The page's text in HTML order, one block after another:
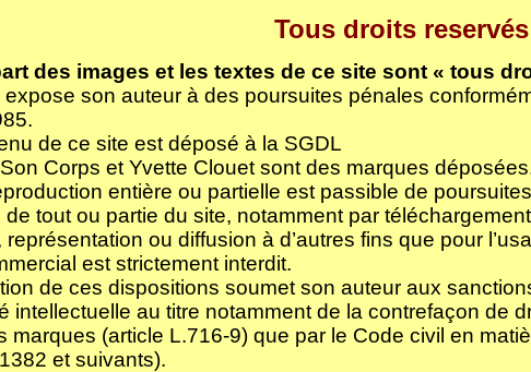
Tous droits reservés
des images et les textes de ce site sont « tous
expose son auteur à des poursuites pénales
de ce site est déposé à la SGDL
Corps et Yvette Clouet sont des marques
entière ou partielle est passible de
de tout ou partie du site, notamment par
représentation ou diffusion à d’autres fins que pour
est strictement interdit.
de ces dispositions soumet son auteur aux
intellectuelle au titre notamment de la contrefaçon de
marques (article L.716-9) que par le Code civil en
et suivants).